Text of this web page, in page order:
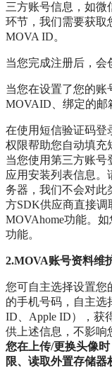
三方账号信息，如微
环节，我们需要获取
MOVA ID。
当您完成注册后，会
当您在设置了您的账
MOVAID、绑定的邮
在使用短信验证码登
权限帮助您自动填充
当您使用第三方账号
应用安装列表信息。
务器，我们不会对此
方SDK供应商直接调
MOVAhome功能。
功能。
2.MOVA账号资料维
您可自主选择设置您
的手机号码，自主选
ID、Apple ID），获
供上述信息，不影响
您在上传/更换头像
限、读取外置存储器